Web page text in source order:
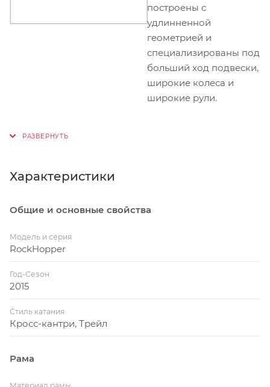
построены с
удлинненной
геометрией и
специализированы под
больший ход подвески,
широкие колеса и
широкие рули.
Характеристики
Общие и основные свойства
Модель и серия
RockHopper
Год-Сезон
2015
Стиль катания
Кросс-кантри, Трейл
Рама
Материал рамы